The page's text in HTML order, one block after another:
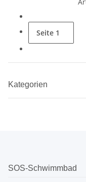
Seite 1
Kategorien
SOS-Schwimmbad